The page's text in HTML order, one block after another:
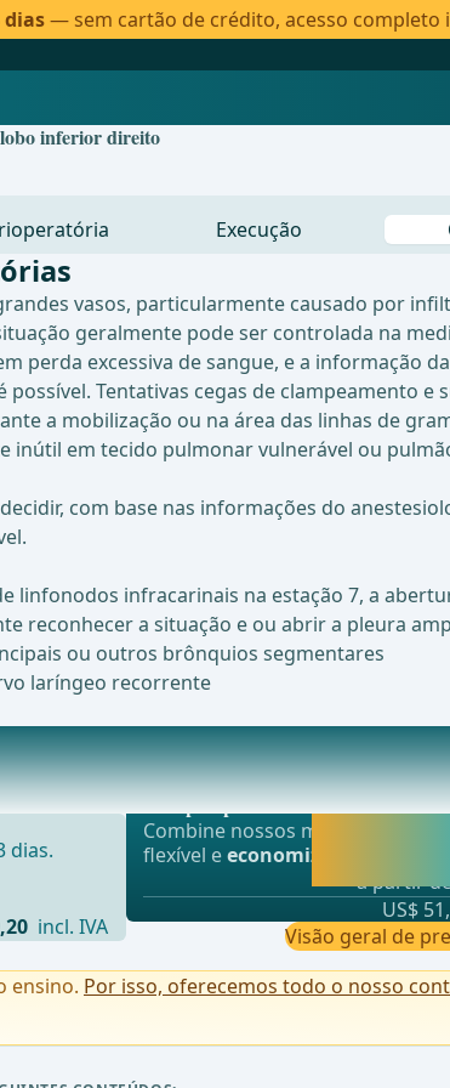
dias— sem cartão de crédito, acesso completo
inferior direito
Execução
vasos, particularmente causado por
geralmente pode ser controlada na
perda excessiva de sangue, e a informação
possível. Tentativas cegas de clampeamento
a mobilização ou na área das linhas de
inútil em tecido pulmonar vulnerável ou
com base nas informações do
linfonodos infracarinais na estação 7, a
reconhecer a situação e ou abrir a pleura
ou outros brônquios segmentares
laríngeo recorrente
0.3%)Em caso de suspeita, confirmação
dias.
incl. IVA
Oferta mais popular
webop - Sparflex
Combine nossos módulos de
flexível eeconomize até 50%
a partir
US$
Visão geral de
ensino. Por isso, oferecemos todo o nosso